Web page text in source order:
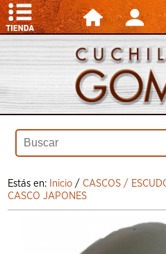
Estás en: Inicio /CASCOS /
CASCO JAPONES